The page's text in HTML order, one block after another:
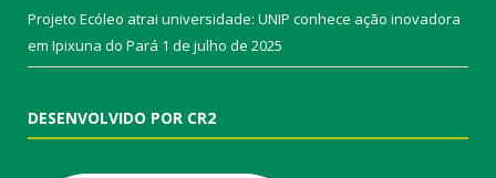
Projeto Ecóleo atrai universidade: UNIP conhece ação inovadora
em Ipixuna do Pará 1 de julho de 2025
DESENVOLVIDO POR CR2